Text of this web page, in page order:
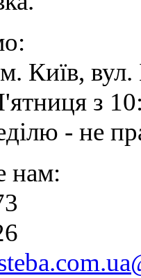
Київ, вул.
з
- не
нам: